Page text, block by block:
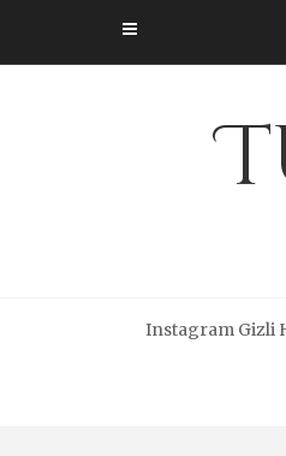
content
Instagram Gizli